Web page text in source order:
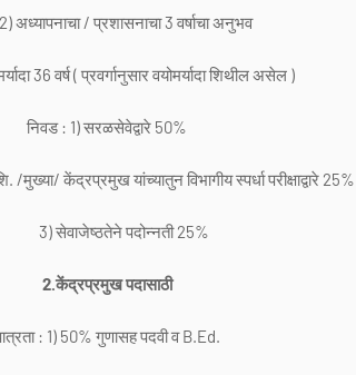
/ प्रशासनाचा 3 वर्षाचा अनुभव
36 वर्ष ( प्रवर्गानुसार वयोमर्यादा शिथील असेल )
निवड : 1) सरळसेवेद्वारे 50%
केंद्रप्रमुख यांच्यातुन विभागीय स्पर्धा परीक्षाद्वारे 25%
3) सेवाजेष्ठतेने पदोन्नती 25%
2.केंद्रप्रमुख पदासाठी
: 1) 50% गुणासह पदवी व B.Ed.